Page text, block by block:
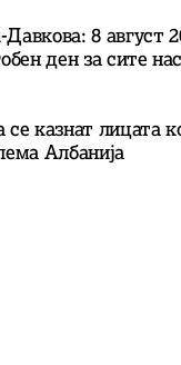
8 август
ден за сите нас
казнат лицата
Албанија